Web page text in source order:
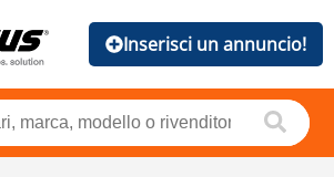
Inserisci un annuncio!